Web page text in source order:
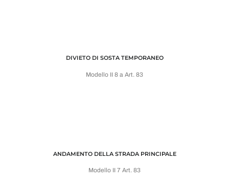
DIVIETO DI SOSTA TEMPORANEO
Modello II 8 a Art. 83
ANDAMENTO DELLA STRADA PRINCIPALE
Modello II 7 Art. 83